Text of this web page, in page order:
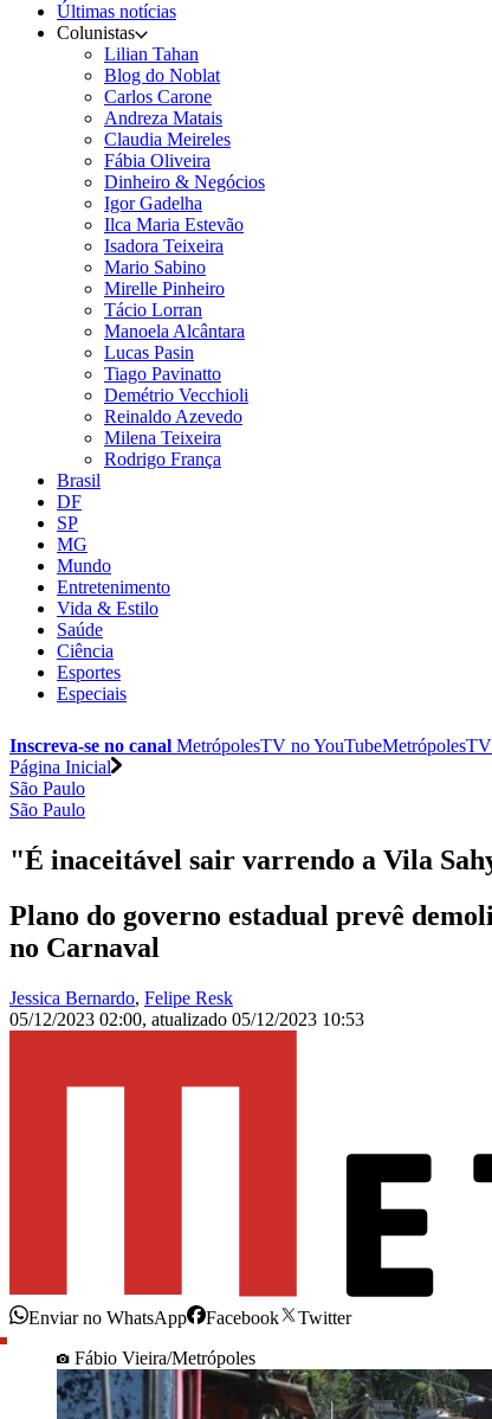
Últimas notícias
Colunistas
Lilian Tahan
Blog do Noblat
Carlos Carone
Andreza Matais
Claudia Meireles
Fábia Oliveira
Dinheiro & Negócios
Igor Gadelha
Ilca Maria Estevão
Isadora Teixeira
Mario Sabino
Mirelle Pinheiro
Tácio Lorran
Manoela Alcântara
Lucas Pasin
Tiago Pavinatto
Demétrio Vecchioli
Reinaldo Azevedo
Milena Teixeira
Rodrigo França
Brasil
DF
SP
MG
Mundo
Entretenimento
Vida & Estilo
Saúde
Ciência
Esportes
Especiais
Inscreva-se no canal MetrópolesTV noYouTubeMetrópolesTV
Página Inicial
São Paulo
São Paulo
"É inaceitável sair varrendo a Vila
Plano do governo estadual prevê
no Carnaval
Jessica Bernardo, Felipe Resk
05/12/2023 02:00, atualizado 05/12/2023 10:53
Enviar no WhatsApp Facebook
Twitter
Fábio Vieira/Metrópoles